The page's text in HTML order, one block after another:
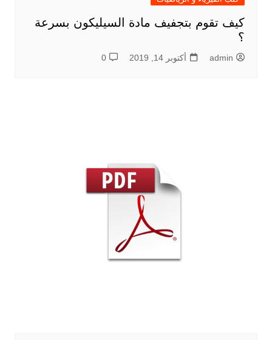
كيف تقوم بتجفيف مادة السيليكون بسرعة
؟
admin أكتوبر 14, 2019 0